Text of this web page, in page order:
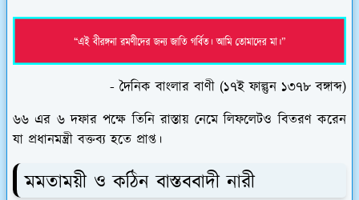
- দৈনিক বাংলার বাণী (১৭ই ফাল্গুন ১৩৭৮ বঙ্গাব্দ)
৬৬ এর ৬ দফার পক্ষে তিনি রাস্তায় নেমে লিফলেটও বিতরণ করেন
যা প্রধানমন্ত্রী বক্তব্য হতে প্রাপ্ত।
মমতাময়ী ও কঠিন বাস্তববাদী নারী